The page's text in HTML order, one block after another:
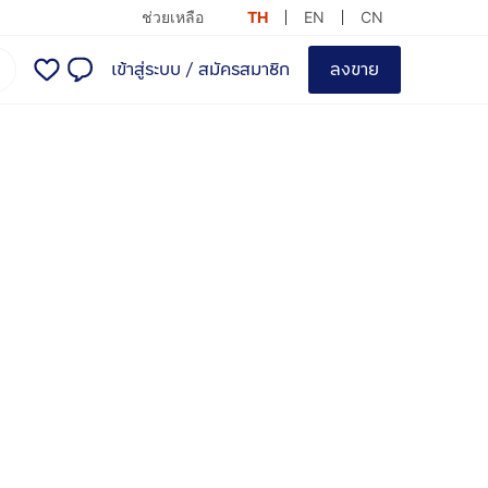
ช่วยเหลือ TH EN CN
เข้าสู่ระบบ / สมัครสมาชิก ลงขาย